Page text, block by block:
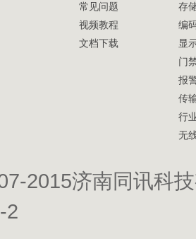
常见问题
视频教程
文档下载
存
编
显
门
报
传
行
无
2015济南同讯科
2